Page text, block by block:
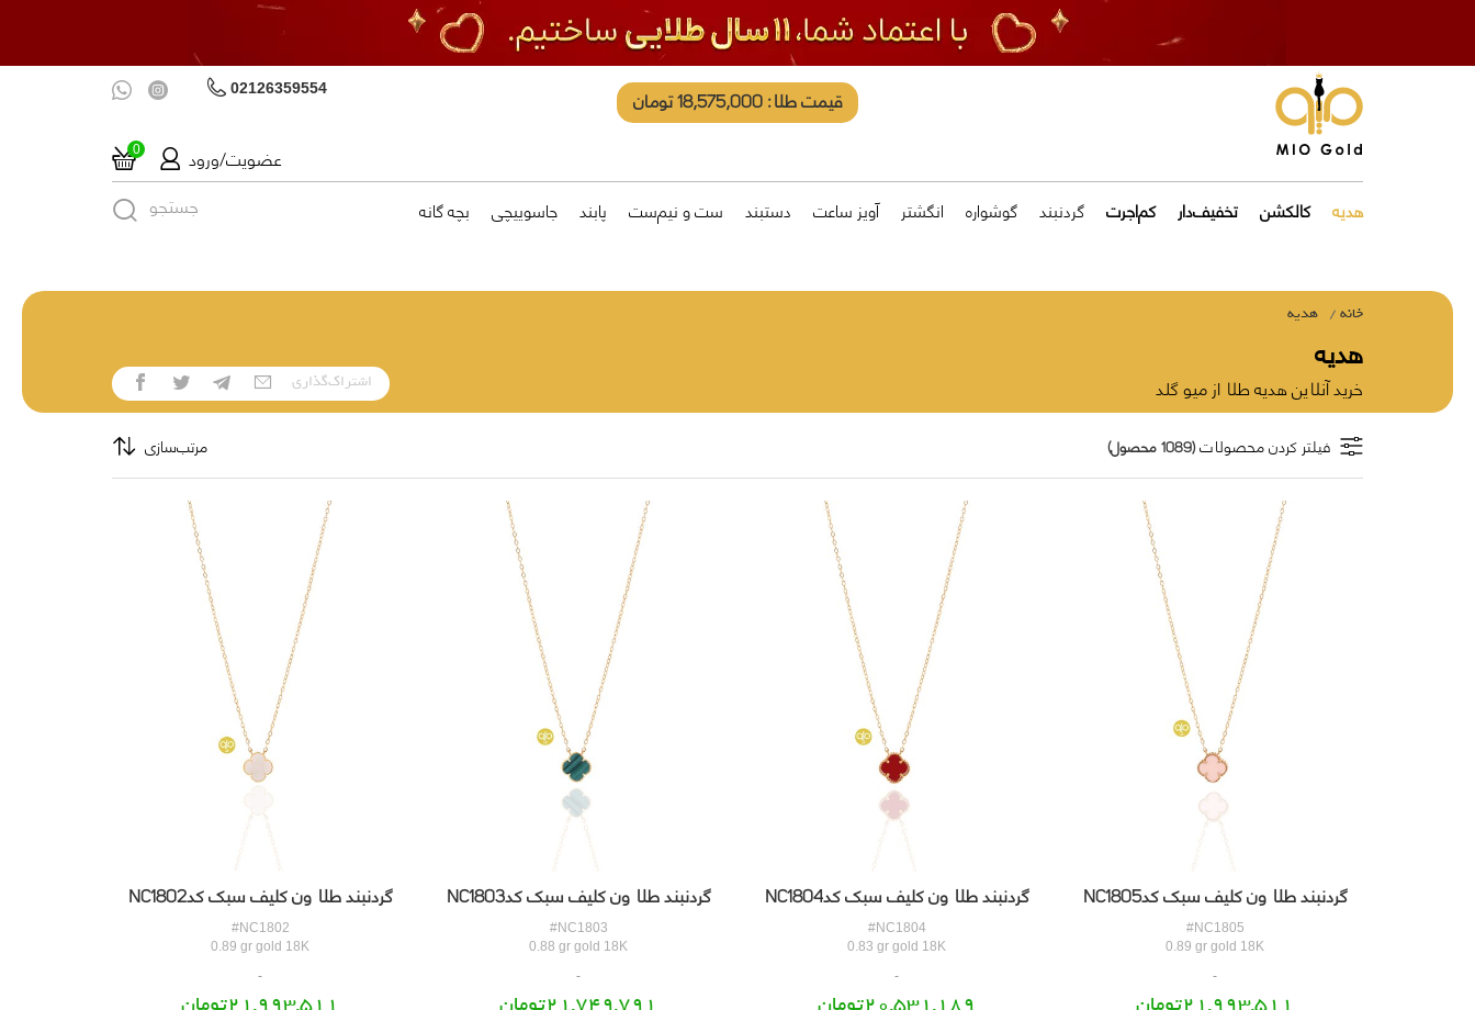
قیمت طلا: 18,575,000 تومان 02126359554
0 عضویت/ورود
هدیه کالکشن تخفیف‌دار کم‌اجرت گردنبند گوشواره انگشتر آویز ساعت دستبند ست و نیم‌ست پابند جاسوییچی بچه گانه جستجو
خانه هدیه
هدیه
خرید آنلاین هدیه طلا از میو گلد اشتراک‌گذاری
فیلتر کردن محصولات(1089 محصول) مرتب‌سازی
گردنبند طلا ون کلیف سبک کدNC1805
#NC1805
0.89 gr gold 18K
گردنبند طلا ون کلیف سبک کدNC1804
#NC1804
0.83 gr gold 18K
گردنبند طلا ون کلیف سبک کدNC1803
#NC1803
0.88 gr gold 18K
گردنبند طلا ون کلیف سبک کدNC1802
#NC1802
0.89 gr gold 18K